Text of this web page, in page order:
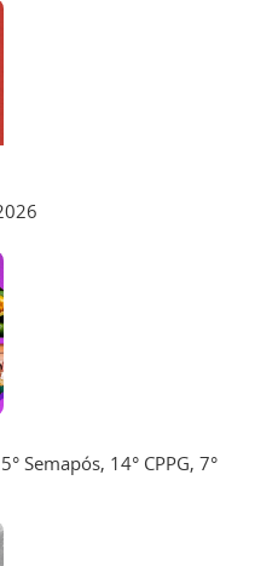
Semapós, 14° CPPG, 7°